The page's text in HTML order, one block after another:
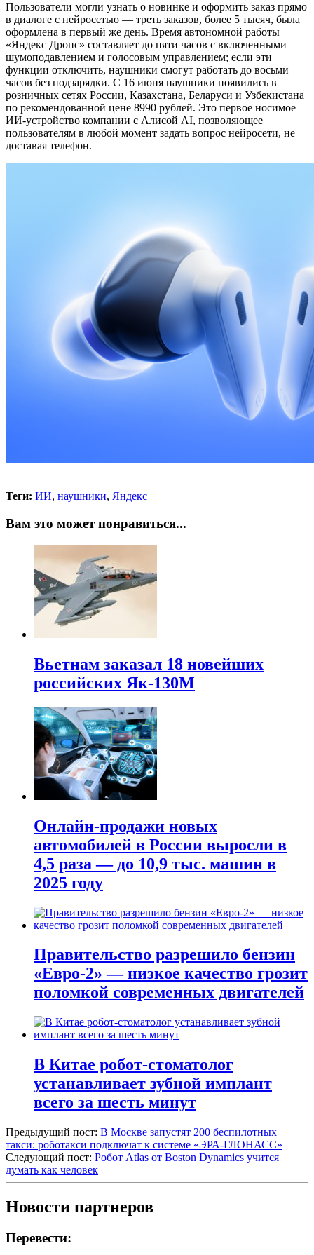
Пользователи могли узнать о новинке и оформить заказ прямо
в диалоге с нейросетью — треть заказов, более 5 тысяч, была
оформлена в первый же день. Время автономной работы
«Яндекс Дропс» составляет до пяти часов с включенными
шумоподавлением и голосовым управлением; если эти
функции отключить, наушники смогут работать до восьми
часов без подзарядки. С 16 июня наушники появились в
розничных сетях России, Казахстана, Беларуси и Узбекистана
по рекомендованной цене 8990 рублей. Это первое носимое
ИИ-устройство компании с Алисой AI, позволяющее
пользователям в любой момент задать вопрос нейросети, не
доставая телефон.
Теги: ИИ, наушники, Яндекс
Вам это может понравиться...
Вьетнам заказал 18 новейших
российских Як-130М
Онлайн-продажи новых
автомобилей в России выросли в
4,5 раза — до 10,9 тыс. машин в
2025 году
Правительство разрешило бензин
«Евро-2» — низкое качество грозит
поломкой современных двигателей
В Китае робот-стоматолог
устанавливает зубной имплант
всего за шесть минут
Предыдущий пост: В Москве запустят 200 беспилотных
такси: роботакси подключат к системе «ЭРА-ГЛОНАСС»
Следующий пост: Робот Atlas от Boston Dynamics учится
думать как человек
Новости партнеров
Перевести: